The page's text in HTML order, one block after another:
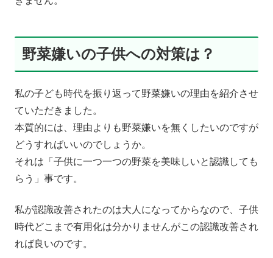
野菜嫌いの子供への対策は？
私の子ども時代を振り返って野菜嫌いの理由を紹介させ
ていただきました。
本質的には、理由よりも野菜嫌いを無くしたいのですが
どうすればいいのでしょうか。
それは「子供に一つ一つの野菜を美味しいと認識しても
らう」事です。
私が認識改善されたのは大人になってからなので、子供
時代どこまで有用化は分かりませんがこの認識改善され
れば良いのです。